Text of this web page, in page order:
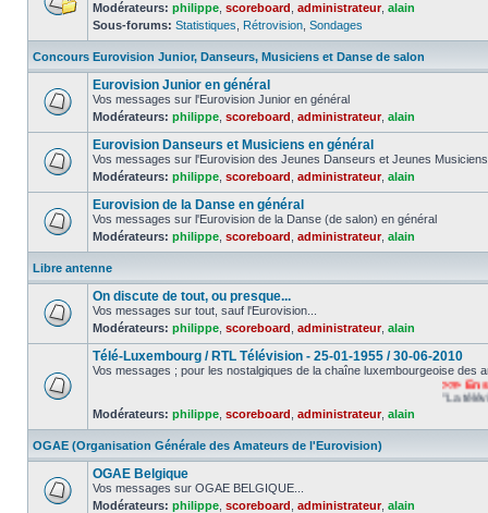
Modérateurs: philippe scoreboard administrateur, alain
Sous-forums: Statistiques Rétrovision Sondages
Concours Eurovision Junior, Danseurs, Musiciens et Danse de salon
Eurovision Junior en général
Vos messages sur l'Eurovision Junior en général
Modérateurs: philippe scoreboard administrateur, alain
Eurovision Danseurs et Musiciens en général
Vos messages sur l'Eurovision des Jeunes Danseurs et Jeunes
Modérateurs: philippe scoreboard administrateur, alain
Eurovision de la Danse en général
Vos messages sur l'Eurovision de la Danse (de salon) en général
Modérateurs: philippe scoreboard administrateur, alain
Libre antenne
On discute de tout, ou presque...
Vos messages sur tout, sauf l'Eurovision...
Modérateurs: philippe scoreboard administrateur, alain
Télé-Luxembourg / RTL Télévision - 25-01-1955 / 30-06-2010
Vos messages ; pour les nostalgiques de la chaîne luxembourgeoise des
>>> En
"La
Modérateurs: philippe scoreboard administrateur, alain
OGAE (Organisation Générale des Amateurs de l'Eurovision)
OGAE Belgique
Vos messages sur OGAE BELGIQUE...
Modérateurs: philippe scoreboard administrateur, alain